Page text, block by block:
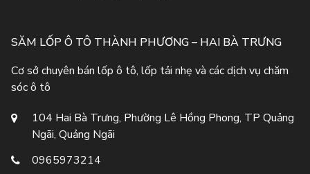
SĂM LỐP Ô TÔ THÀNH PHƯƠNG – HAI BÀ TRƯNG
Cơ sở chuyên bán lốp ô tô, lốp tải nhẹ và các dịch vụ chăm
sóc ô tô
104 Hai Bà Trưng, Phường Lê Hồng Phong, TP Quảng
Ngãi, Quảng Ngãi
0965973214